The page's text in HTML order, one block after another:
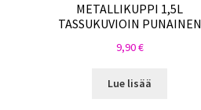
METALLIKUPPI 1,5L
TASSUKUVIOIN PUNAINEN
9,90€
Lue lisää